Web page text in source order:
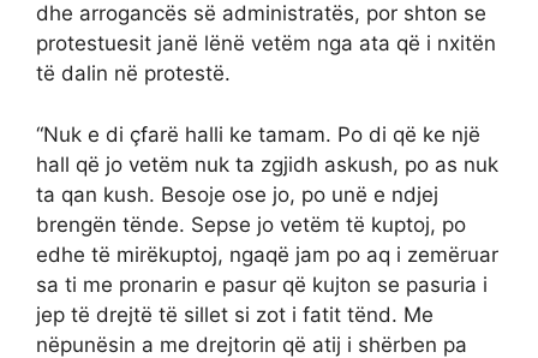
dhe arrogancës së administratës, por shton se
protestuesit janë lënë vetëm nga ata që i nxitën
të dalin në protestë.
“Nuk e di çfarë halli ke tamam. Po di që ke një
hall që jo vetëm nuk ta zgjidh askush, po as nuk
ta qan kush. Besoje ose jo, po unë e ndjej
brengën tënde. Sepse jo vetëm të kuptoj, po
edhe të mirëkuptoj, ngaqë jam po aq i zemëruar
sa ti me pronarin e pasur që kujton se pasuria i
jep të drejtë të sillet si zot i fatit tënd. Me
nëpunësin a me drejtorin që atij i shërben pa